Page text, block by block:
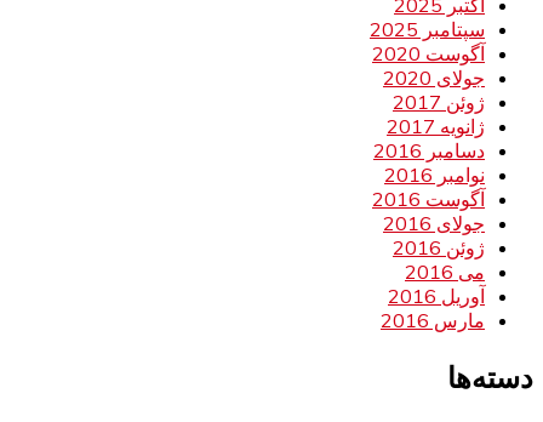
اکتبر 2025
سپتامبر 2025
آگوست 2020
جولای 2020
ژوئن 2017
ژانویه 2017
دسامبر 2016
نوامبر 2016
آگوست 2016
جولای 2016
ژوئن 2016
می 2016
آوریل 2016
مارس 2016
دسته‌ها